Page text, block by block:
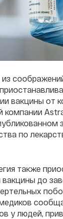
из
вакцины от
компании
по
также
до
у людей,